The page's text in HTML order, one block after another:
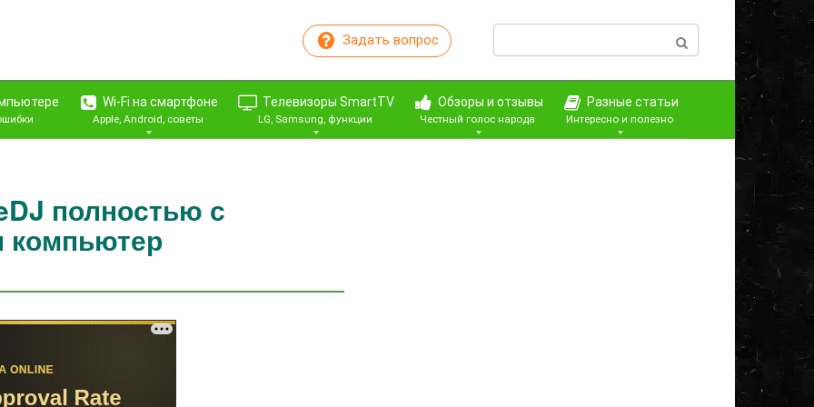
Задать вопрос Поиск:
Wi-Fi на смартфоне
Apple, Android, советы
Телевизоры SmartTV
LG, Samsung, функции
Обзоры и отзывы
Честный голос народа
Разные статьи
Интересно и полезно
полностью с
компьютер